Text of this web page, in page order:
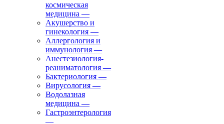
космическая
медицина —
Акушерство и
гинекология —
Аллергология и
иммунология —
Анестезиология-
реаниматология —
Бактериология —
Вирусология —
Водолазная
медицина —
Гастроэнтерология
—